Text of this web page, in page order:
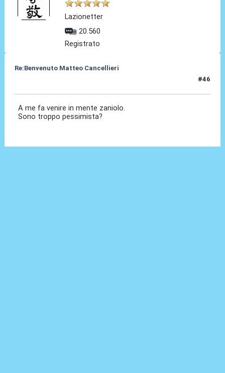
Lazionetter
20.560
Registrato
Re:Benvenuto Matteo Cancellieri
#46
A me fa venire in mente zaniolo.
Sono troppo pessimista?